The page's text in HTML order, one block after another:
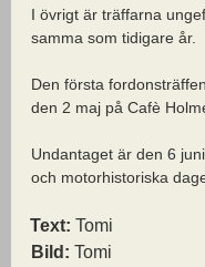
I övrigt är träffarna
samma som tidigare år.
Den första
den 2 maj på Cafè
Undantaget är den 6
och motorhistoriska
Text: Tomi
Bild: Tomi